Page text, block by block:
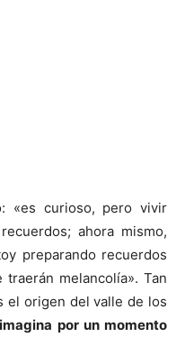
«es curioso, pero vivir
ahora mismo,
preparando recuerdos
melancolía». Tan
el origen del valle de los
imagina por un momento